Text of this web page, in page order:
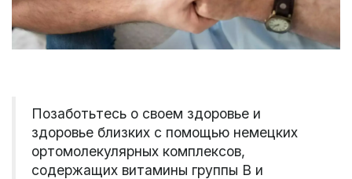
Позаботьтесь о своем здоровье и
здоровье близких с помощью немецких
ортомолекулярных комплексов,
содержащих витамины группы В и